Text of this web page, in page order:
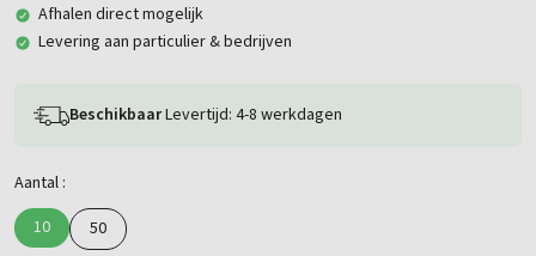
Afhalen direct mogelijk
Levering aan particulier & bedrijven
BeschikbaarLevertijd: 4-8 werkdagen
Aantal :
10
50